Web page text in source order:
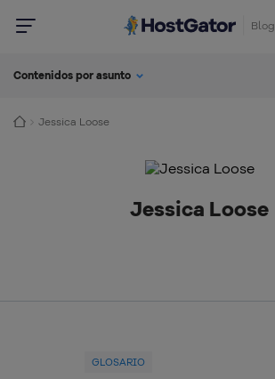
Blog
Contenidos por asunto
Jessica Loose
Jessica Loose
GLOSARIO